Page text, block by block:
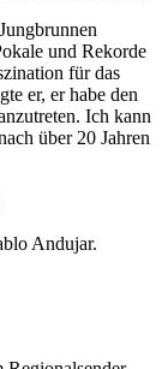
und Rekorde
für das
er, er habe den
Ich kann
über 20 Jahren
Andujar.